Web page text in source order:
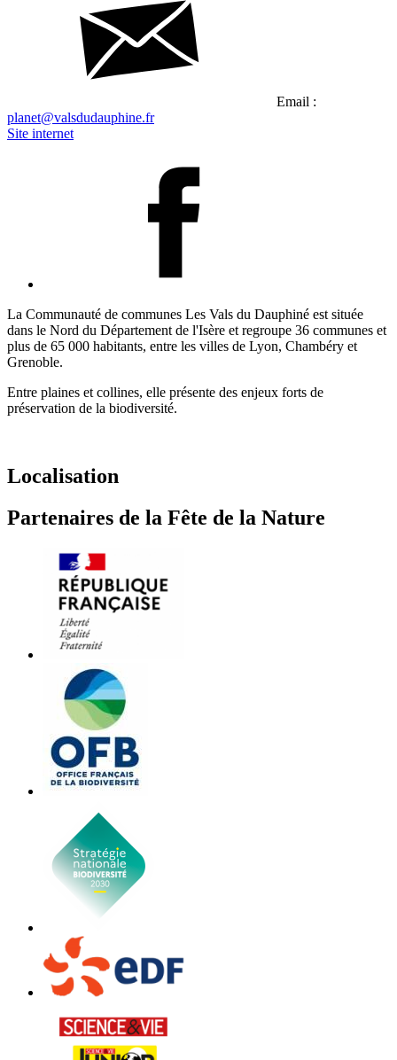
Email :
planet@valsdudauphine.fr
Site internet
La Communauté de communes Les Vals du Dauphiné est située
dans le Nord du Département de l'Isère et regroupe 36 communes et
plus de 65 000 habitants, entre les villes de Lyon, Chambéry et
Grenoble.
Entre plaines et collines, elle présente des enjeux forts de
préservation de la biodiversité.
Localisation
Partenaires de la Fête de la Nature